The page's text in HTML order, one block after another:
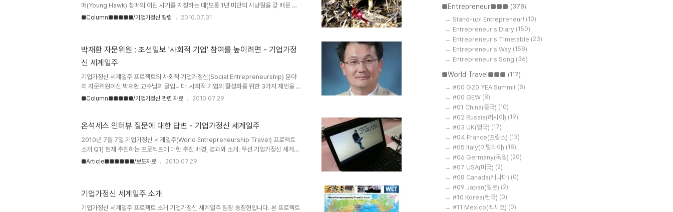
매(Young Hawk) 참매의 어린 시기를 지칭하는 때(보통 1년 미만의 사냥질을 갖 배운 매
를 가르킨다.). 참매의 시기에서 가장 두려움이 없는 시기이며, 가장 많이 도전하고 가장 많
드는 도전, 열정, 패기로 똘똘 뭉친 '젊음'이야 말로 건강한 사회를 만들기 위한 밑거름이 아
닌가 한다. 우리 경제에..
■Column■■■■■/기업가정신 칼럼 2010.07.31
박재환 자문위원 : 조선일보 '사회적 기업' 참여를 높이려면 - 기업가정
신 세계일주
기업가정신 세계일주 프로젝트의 사회적 기업가정신(Social Entrepreneurship) 분야
의 자문위원이신 박재환 교수님의 글입니다. 사회적 기업의 활성화를 위한 3가지 제언을 하
셨습니다. 참고 바랍니다. [편집자에게] ‘사회적 기업’ 참여를 높이려면 ▲ 박재환 중앙대
월 20일자 A5면). 24일에는 전북 완주의 사회적 기업인 '떡메마을'도 들렀다(3월 25일자
Enterprise)이 중요한 이유는 노약자·장애인 등 취약계층에..
■Column■■■■■/기업가정신 관련 자료 2010.07.29
온석세스 인터뷰 질문에 대한 답변 - 기업가정신 세계일주
2010년 7월 7일 기업가정신 세계일주(World Entrepreneurship Travel) 프로젝트
소개 Q1) 현재 추진하는 프로젝트에 대한 추진 배경, 경과와 소개. 우선 기업가정신 세계일
주(World Entrepreneurship Travel) 프로젝트에 대해 간단하게 소개를 하자면, 열정
로젝트입니다. 본 프로젝트 총 예산은 후원을 받아서 진행할 계획이며, 현재 프로젝트 준비
단계에서의 비용은 저와 부팀장인 윤승현군이 운..
■Article■■■■■■/보도자료 2010.07.29
기업가정신 세계일주 소개
기업가정신 세계일주 프로젝트 소개 기업가정신 세계일주 팀장 송정현입니다. 본 프로젝트
■Entrepreneur■■■ (378)
Stand-up! Entrepreneur! (10)
Entrepreneur's Diary (150)
Entrepreneur's Timetable (23)
Entrepreneur's Way (158)
Entrepreneur's Song (36)
■World Travel■■■ (117)
#00 G20 YEA Summit (8)
#00 GEW (8)
#01 China(중국) (10)
#02 Russia(러시아) (19)
#03 UK(영국) (17)
#04 France(프랑스) (13)
#05 Italy(이탈리아) (18)
#06 Germany(독일) (20)
#07 USA(미국) (2)
#08 Canada(캐나다) (0)
#09 Japan(일본) (2)
#10 Korea(한국) (0)
#11 Mexico(멕시코) (0)